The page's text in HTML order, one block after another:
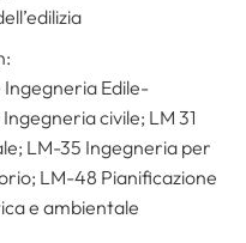
Edile-
civile; LM 31
LM-35 Ingegneria per
LM-48 Pianificazione
e ambientale